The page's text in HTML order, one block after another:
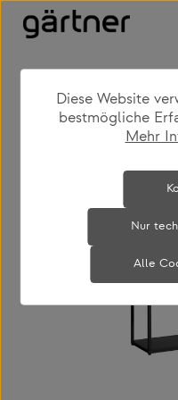
Zum Hauptinhalt springen
shop produkte
Bildergalerie
Diese Website
bestmögliche
Mehr
Nur
Alle